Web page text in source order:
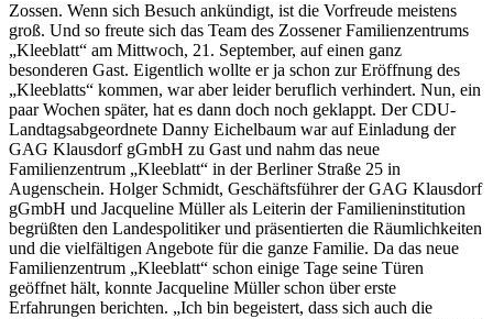
Zossen. Wenn sich Besuch ankündigt, ist die Vorfreude meistens
groß. Und so freute sich das Team des Zossener Familienzentrums
„Kleeblatt“ am Mittwoch, 21. September, auf einen ganz
besonderen Gast. Eigentlich wollte er ja schon zur Eröffnung des
„Kleeblatts“ kommen, war aber leider beruflich verhindert. Nun, ein
paar Wochen später, hat es dann doch noch geklappt. Der CDU-
Landtagsabgeordnete Danny Eichelbaum war auf Einladung der
GAG Klausdorf gGmbH zu Gast und nahm das neue
Familienzentrum „Kleeblatt“ in der Berliner Straße 25 in
Augenschein. Holger Schmidt, Geschäftsführer der GAG Klausdorf
gGmbH und Jacqueline Müller als Leiterin der Familieninstitution
begrüßten den Landespolitiker und präsentierten die Räumlichkeiten
und die vielfältigen Angebote für die ganze Familie. Da das neue
Familienzentrum „Kleeblatt“ schon einige Tage seine Türen
geöffnet hält, konnte Jacqueline Müller schon über erste
Erfahrungen berichten. „Ich bin begeistert, dass sich auch die